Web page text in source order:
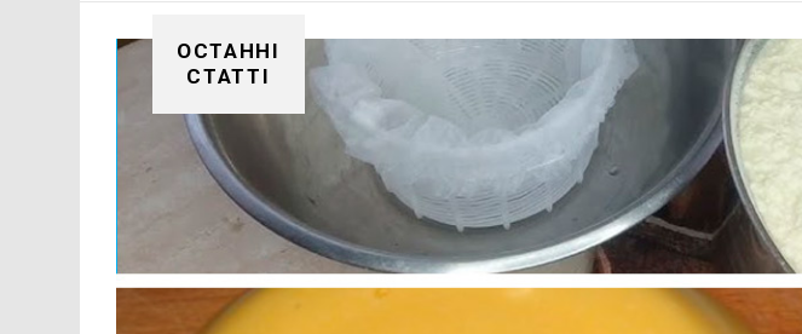
ОСТАННІ
СТАТТІ